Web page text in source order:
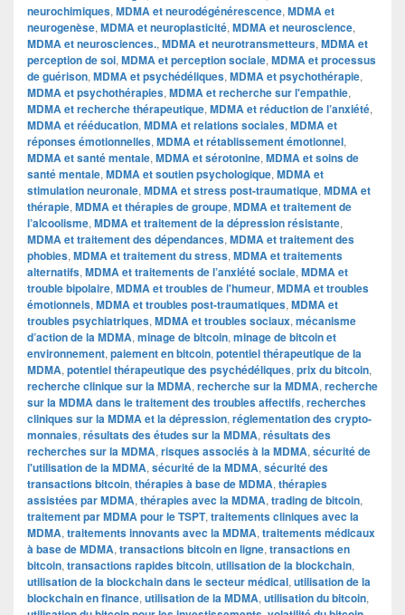
neurochimiques, MDMA et neurodégénérescence, MDMA et
neurogenèse, MDMA et neuroplasticité, MDMA et neuroscience,
MDMA et neurosciences., MDMA et neurotransmetteurs, MDMA et
perception de soi, MDMA et perception sociale, MDMA et processus
de guérison, MDMA et psychédéliques, MDMA et psychothérapie,
MDMA et psychothérapies, MDMA et recherche sur l'empathie,
MDMA et recherche thérapeutique, MDMA et réduction de l’anxiété,
MDMA et rééducation, MDMA et relations sociales, MDMA et
réponses émotionnelles, MDMA et rétablissement émotionnel,
MDMA et santé mentale, MDMA et sérotonine, MDMA et soins de
santé mentale, MDMA et soutien psychologique, MDMA et
stimulation neuronale, MDMA et stress post-traumatique, MDMA et
thérapie, MDMA et thérapies de groupe, MDMA et traitement de
l’alcoolisme, MDMA et traitement de la dépression résistante,
MDMA et traitement des dépendances, MDMA et traitement des
phobies, MDMA et traitement du stress, MDMA et traitements
alternatifs, MDMA et traitements de l’anxiété sociale, MDMA et
trouble bipolaire, MDMA et troubles de l'humeur, MDMA et troubles
émotionnels, MDMA et troubles post-traumatiques, MDMA et
troubles psychiatriques, MDMA et troubles sociaux, mécanisme
d’action de la MDMA, minage de bitcoin, minage de bitcoin et
environnement, paiement en bitcoin, potentiel thérapeutique de la
MDMA, potentiel thérapeutique des psychédéliques, prix du bitcoin,
recherche clinique sur la MDMA, recherche sur la MDMA, recherche
sur la MDMA dans le traitement des troubles affectifs, recherches
cliniques sur la MDMA et la dépression, réglementation des crypto-
monnaies, résultats des études sur la MDMA, résultats des
recherches sur la MDMA, risques associés à la MDMA, sécurité de
l'utilisation de la MDMA, sécurité de la MDMA, sécurité des
transactions bitcoin, thérapies à base de MDMA, thérapies
assistées par MDMA, thérapies avec la MDMA, trading de bitcoin,
traitement par MDMA pour le TSPT, traitements cliniques avec la
MDMA, traitements innovants avec la MDMA, traitements médicaux
à base de MDMA, transactions bitcoin en ligne, transactions en
bitcoin, transactions rapides bitcoin, utilisation de la blockchain,
utilisation de la blockchain dans le secteur médical, utilisation de la
blockchain en finance, utilisation de la MDMA, utilisation du bitcoin,